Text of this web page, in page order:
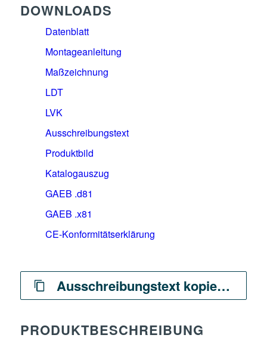
PRODUKTBESCHREIBUNG
DOWNLOADS
Datenblatt
Montageanleitung
Maßzeichnung
LDT
LVK
Ausschreibungstext
Produktbild
Katalogauszug
GAEB .d81
GAEB .x81
CE-Konformitätserklärung
Ausschreibungstext kopieren